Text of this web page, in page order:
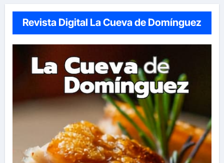
Revista Digital La Cueva de Domínguez